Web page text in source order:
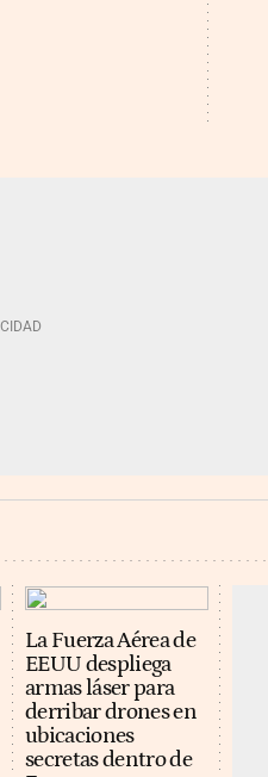
La Fuerza Aérea de
EEUU despliega
armas láser para
derribar drones en
ubicaciones
secretas dentro de